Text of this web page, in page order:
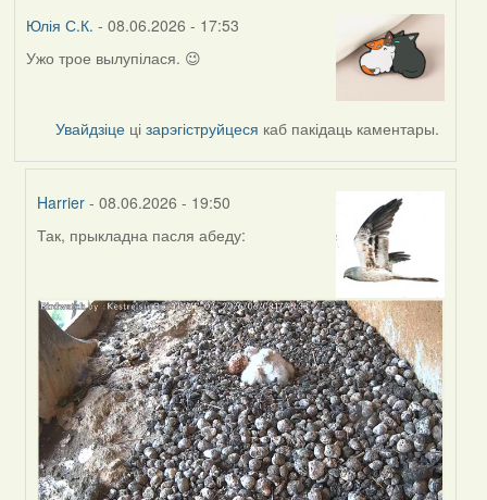
Юлія С.К. - 08.06.2026 - 17:53
Ужо трое вылупілася. 😉
Увайдзіце цізарэгіструйцеся каб пакідаць каментары.
Harrier - 08.06.2026 - 19:50
In
by
Юлія
С.К.
Так, прыкладна пасля абеду: